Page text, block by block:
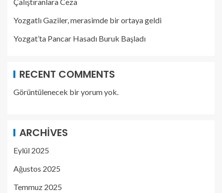
Yozgatlı Gaziler, merasimde bir ortaya geldi
Yozgat’ta Pancar Hasadı Buruk Başladı
RECENT COMMENTS
Görüntülenecek bir yorum yok.
ARCHIVES
Eylül 2025
Ağustos 2025
Temmuz 2025